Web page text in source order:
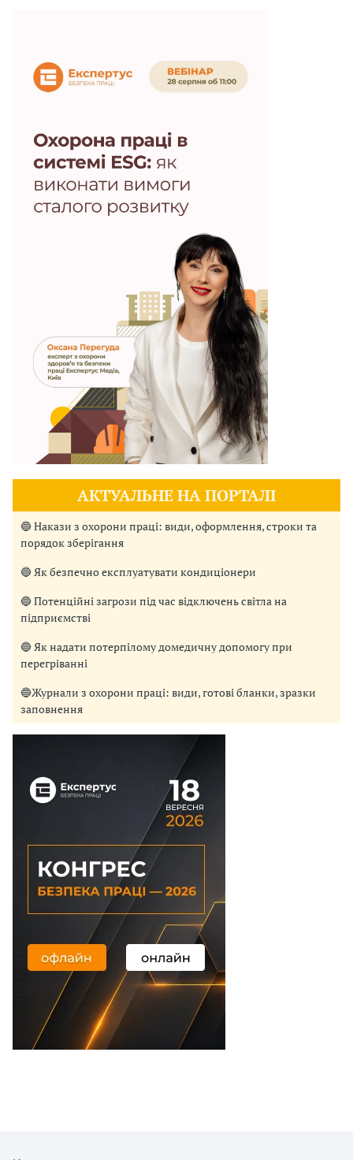
АКТУАЛЬНЕ НА ПОРТАЛІ
🔵 Накази з охорони праці: види, оформлення, строки та
порядок зберігання
🔵 Як безпечно експлуатувати кондиціонери
🔵 Потенційні загрози під час відключень світла на
підприємстві
🔵 Як надати потерпілому домедичну допомогу при
перегріванні
🔵Журнали з охорони праці: види, готові бланки, зразки
заповнення